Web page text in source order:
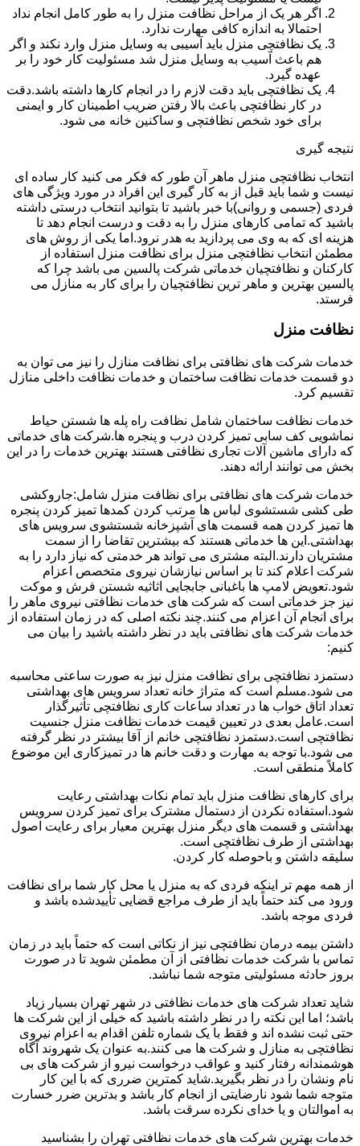
اگر هر یک از مراحل نظافت منزل را به طور کامل انجام نداد
احتمالا به اندازه کافی مهارت ندارد.
یک نظافتچی منزل باید آسیبی به وسایل منزل وارد نکند و اگر
هم باعث آسیب به وسایل منزل شد مسئولیت کار خود را بر
عهده گیرد.
یک نظافتچی باید دقت لازم را در انجام کارها داشته باشد.دقت
در کار نظافتچی باعث بالا رفتن ضریب اطمینان کار و ایمنی
برای خود شخص نظافتچی و ساکنین خانه می شود.
نتیجه گیری
انتخاب نظافتچی منزل ماهر آن طور که فکر می کنید کار ساده ای
نیست و شما باید قبل از به کار گیری این افراد در مورد ویژگی های
فردی (جسمی و روانی)با خبر باشید تا بتوانید انتخاب درستی داشته
باشید که تمامی کارهای منزل را به دقت و درست انجام دهد تا
هزینه ای که به وی می پردازید به هدر نرود.اما یکی از روش های
مطمئن انتخاب نظافتچی منزل برای نظافت منزل استفاده از
کارکنان و نظافتچیان خدماتی شرکت پالسین می باشد چرا که
پالسین بهترین و ماهر ترین نظافتچیان را برای کار به منازل می
فرستد.
نظافت منزل
خدمات شرکت های نظافتی برای نظافت منازل را نیز می توان به
دو قسمت خدمات نظافت ساختمان و خدمات نظافت داخلی منازل
تقسیم کرد.
خدمات نظافت ساختمان شامل نظافت راه پله ها شستن حیاط
نماشویی کف سابی تمیز کردن درب و پنجره ها.شرکت های خدماتی
که دارای ماشین آلات تجاری نظافتی هستند بهترین خدمات را در این
بخش می توانند ارائه دهند.
خدمات شرکت های نظافتی برای نظافت منزل شامل:جاروکشی
طی کشی شستشوی لباس ها مرتب کردن کمدها تمیز کردن پنجره
ها تمیز کردن همه قسمت های آشپزخانه شستشوی سرویس های
بهداشتی.این ها خدماتی هستند که بیشترین تقاضا را از سمت
مشتریان دارند.البته مشتری می تواند هر خدمتی که نیاز دارد را به
شرکت اعلام کند تا بر اساس نیازشان نیروی متخصص اعزام
شود.تعویض لامپ ها باغبانی جابجایی اثاثیه شستن فرش و موکت
نیز جز خدماتی است که شرکت های خدمات نظافتی نیروی ماهر را
برای انجام آن اعزام می کنند.چند نکته اصلی که در زمان استفاده از
خدمات شرکت های نظافتی باید در نظر داشته باشید را بیان می
کنیم:
دستمزد نظافتچی برای نظافت منزل نیز به صورت ساعتی محاسبه
می شود.مسلم است که متراژ خانه تعداد سرویس های بهداشتی
تعداد اتاق خواب ها در تعداد ساعات کاری نظافتچی تأثیرگذار
است.عامل بعدی در تعیین قیمت خدمات نظافت منزل جنسیت
نظافتچی است.دستمزد نظافتچی خانم از آقا بیشتر در نظر گرفته
می شود.با توجه به مهارت و دقت خانم ها در تمیزکاری این موضوع
کاملاً منطقی است.
برای کارهای نظافت منزل باید تمام نکات بهداشتی رعایت
شود.استفاده نکردن از دستمال مشترک برای تمیز کردن سرویس
بهداشتی و قسمت های دیگر منزل بهترین معیار برای رعایت اصول
بهداشتی از طرف نظافتچی است.
سلیقه داشتن و باحوصله کار کردن.
از همه مهم تر اینکه فردی که به منزل یا محل کار شما برای نظافت
ورود می کند حتماً باید از طرف مراجع قضایی تأییدشده باشد و
فردی موجه باشد.
داشتن بیمه درمان نظافتچی نیز از نکاتی است که حتماً باید در زمان
تماس با شرکت خدمات نظافتی از آن مطمئن شوید تا در صورت
بروز حادثه مسئولیتی متوجه شما نباشد.
شاید تعداد شرکت های خدمات نظافتی در شهر تهران بسیار زیاد
باشد؛ اما این نکته را در نظر داشته باشید که خیلی از این شرکت ها
حتی ثبت نشده اند و فقط با یک شماره تلفن اقدام به اعزام نیروی
نظافتچی به منازل و شرکت ها می کنند.به عنوان یک شهروند آگاه
هوشمندانه رفتار کنید و عواقب درخواست نیرو از شرکت های بی
نام ونشان را در نظر بگیرید.شاید کمترین ضرری که با این کار
متوجه شما شود نارضایتی از انجام کار باشد و بدترین ضرر خسارت
به اموالتان و یا خدای نکرده سرقت باشد.
خدمات بهترین شرکت های خدمات نظافتی تهران را بشناسید